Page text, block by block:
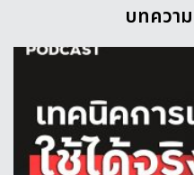
บทควา